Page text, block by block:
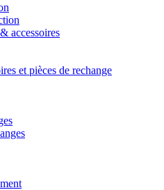
accessoires
et pièces de rechange